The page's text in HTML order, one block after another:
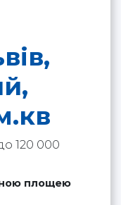
120 000
площею